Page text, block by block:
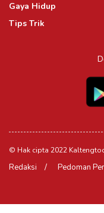
Gaya Hidup
Tips Trik
© Hak cipta 2022
Redaksi Pedoman